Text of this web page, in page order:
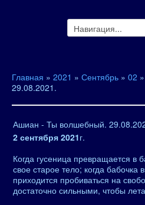
Главная » 2021 » Сентябрь » 02
29.08.2021.
Ашиан - Ты волшебный.
2 сентября 2021г.
Когда гусеница превращается в
свое старое тело; когда бабочка
приходится пробиваться на
достаточно сильными, чтобы